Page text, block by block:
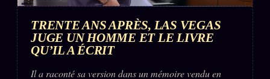
TRENTE ANS APRÈS, LAS VEGAS
JUGE UN HOMME ET LE LIVRE
QU’IL A ÉCRIT
Il a raconté sa version dans un mémoire vendu en